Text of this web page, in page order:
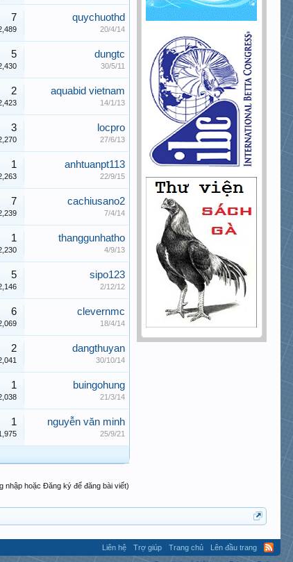
7 quychuothd
20/4/14
5 dungtc
30/5/11
2 aquabid vietnam
14/1/13
3 locpro
27/6/13
1 anhtuanpt113
22/9/15
7 cachiusano2
7/4/14
1 thanggunhatho
4/9/13
5 sipo123
2/12/12
6 clevernmc
18/4/14
2 dangthuyan
30/10/14
1 buingohung
21/3/14
1 nguyễn văn minh
25/9/21
nhập hoặc Đăng ký để đăng bài viết)
Liên hệ Trợ giúp Trang chủ
Lên đầu trang